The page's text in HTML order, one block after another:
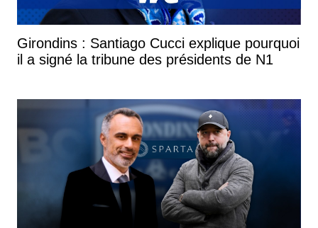
Girondins : Santiago Cucci explique pourquoi
il a signé la tribune des présidents de N1